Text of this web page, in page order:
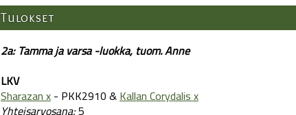
Tulokset
2a: Tamma ja varsa -luokka, tuom. Anne
LKV
Sharazan x- PKK2910 &Kallan Corydalis x
Yhteisarvosana:5